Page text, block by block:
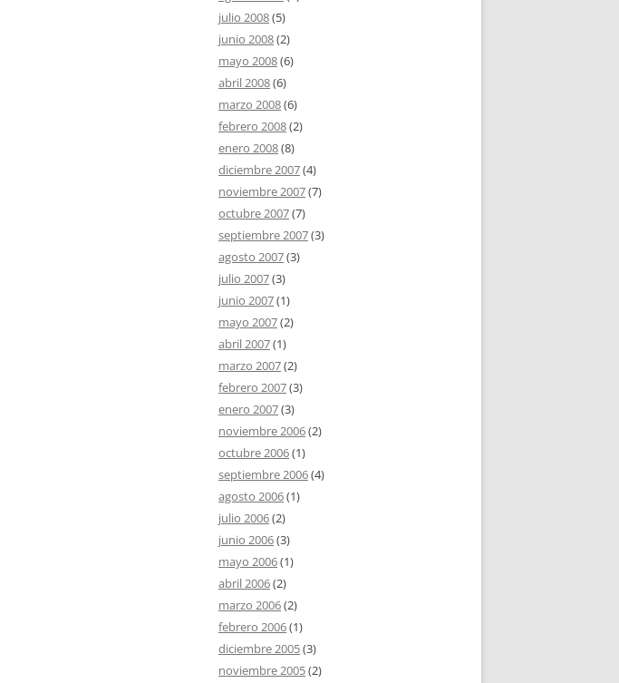
julio 2008(5)
junio 2008(2)
mayo 2008(6)
abril 2008(6)
marzo 2008(6)
febrero 2008(2)
enero 2008(8)
diciembre 2007(4)
noviembre 2007(7)
octubre 2007(7)
septiembre 2007(3)
agosto 2007(3)
julio 2007(3)
junio 2007(1)
mayo 2007(2)
abril 2007(1)
marzo 2007(2)
febrero 2007(3)
enero 2007(3)
noviembre 2006(2)
octubre 2006(1)
septiembre 2006(4)
agosto 2006(1)
julio 2006(2)
junio 2006(3)
mayo 2006(1)
abril 2006(2)
marzo 2006(2)
febrero 2006(1)
diciembre 2005(3)
noviembre 2005(2)